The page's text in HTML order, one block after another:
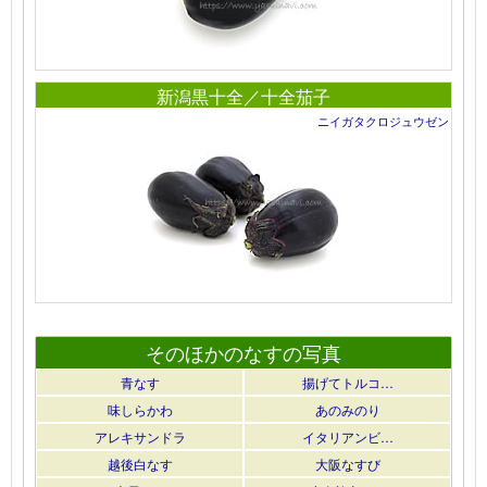
新潟黒十全／十全茄子
ニイガタクロジュウゼン
そのほかのなすの写真
青なす
揚げてトルコ…
味しらかわ
あのみのり
アレキサンドラ
イタリアンビ…
越後白なす
大阪なすび